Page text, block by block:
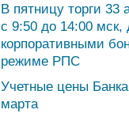
В пятницу торги
с 9:50 до 14:00
корпоративными
режиме РПС
Учетные цены
марта